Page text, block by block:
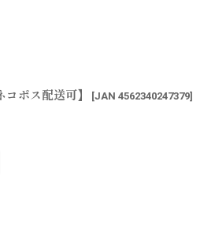
ポス配送可】 [JAN 4562340247379]